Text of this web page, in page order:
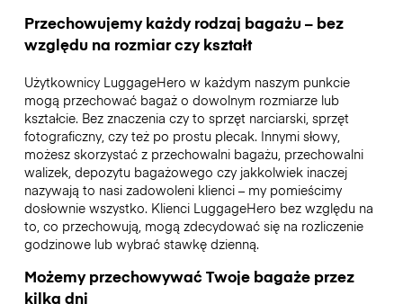
Przechowujemy każdy rodzaj bagażu – bez
względu na rozmiar czy kształt
Użytkownicy LuggageHero w każdym naszym punkcie
mogą przechować bagaż o dowolnym rozmiarze lub
kształcie. Bez znaczenia czy to sprzęt narciarski, sprzęt
fotograficzny, czy też po prostu plecak. Innymi słowy,
możesz skorzystać z przechowalni bagażu, przechowalni
walizek, depozytu bagażowego czy jakkolwiek inaczej
nazywają to nasi zadowoleni klienci – my pomieścimy
dosłownie wszystko. Klienci LuggageHero bez względu na
to, co przechowują, mogą zdecydować się na rozliczenie
godzinowe lub wybrać stawkę dzienną.
Możemy przechowywać Twoje bagaże przez
kilka dni